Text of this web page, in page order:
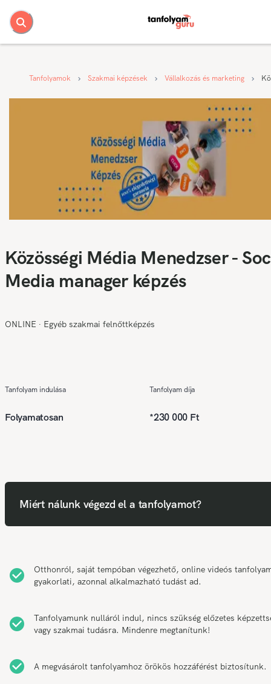
Tanfolyamok Szakmai képzések Vállalkozás és marketing
Közösségi Média Menedzser -
Media manager képzés
ONLINE ∙ Egyéb szakmai felnőttképzés
Tanfolyam indulása
Folyamatosan
Tanfolyam díja
*230 000 Ft
Miért nálunk végezd el a tanfolyamot?
Otthonról, saját tempóban végezhető, online videós
gyakorlati, azonnal alkalmazható tudást ad.
Tanfolyamunk nulláról indul, nincs szükség előzetes
vagy szakmai tudásra. Mindenre megtanítunk!
A megvásárolt tanfolyamhoz örökös hozzáférést biztosítunk.